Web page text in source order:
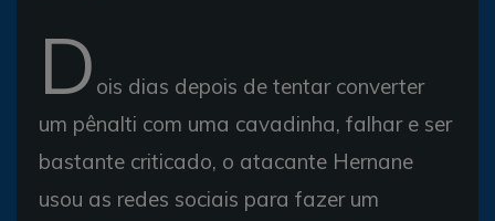
D ois dias depois de tentar converter
um pênalti com uma cavadinha, falhar e ser
bastante criticado, o atacante Hernane
usou as redes sociais para fazer um